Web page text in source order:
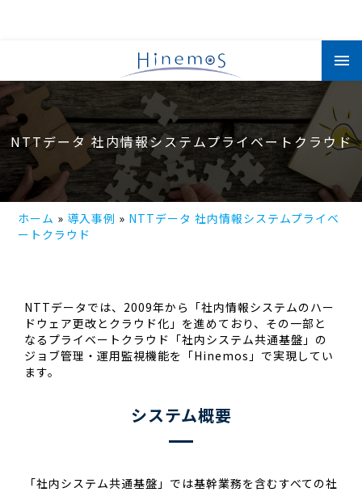
コ
ン
テ
NTTデータ 社内情報システムプライベートクラウド
ホーム 導入事例
NTTデータ 社内情報システムプライベ
ートクラウド
NTTデータでは、2009年から「社内情報システムのハー
ドウェア更改とクラウド化」を進めており、その一部と
なるプライベートクラウド「社内システム共通基盤」の
ジョブ管理・運用監視機能を「Hinemos」で実現してい
ます。
システム概要
「社内システム共通基盤」では基幹業務を含むすべての社